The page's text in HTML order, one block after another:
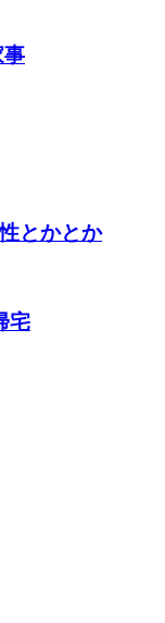
事
とかとか
宅